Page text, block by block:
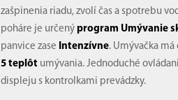
zašpinenia riadu, zvolí čas a spotrebu
poháre je určenýprogram Umývanie
panvice zase Intenzívne. Umývačka
5 teplôt umývania. Jednoduché
displeju s kontrolkami prevádzky.